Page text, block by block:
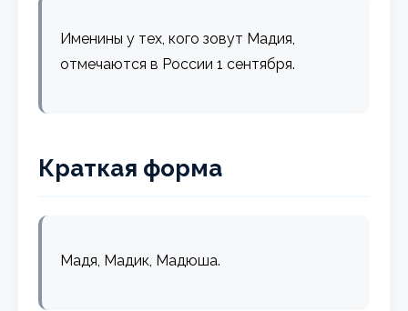
Именины у тех, кого зовут Мадия,
отмечаются в России 1 сентября.
Краткая форма
Мадя, Мадик, Мадюша.